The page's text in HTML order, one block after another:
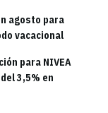
agosto para
vacacional
para NIVEA
3,5% en